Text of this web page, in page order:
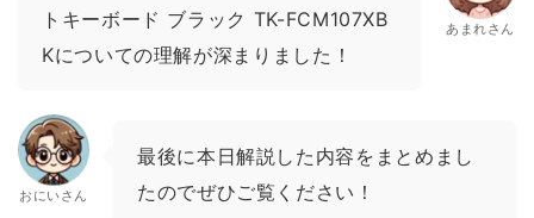
トキーボード ブラック TK-FCM107XB
Kについての理解が深まりました！
あまれさん
おにいさん
最後に本日解説した内容をまとめまし
たのでぜひご覧ください！